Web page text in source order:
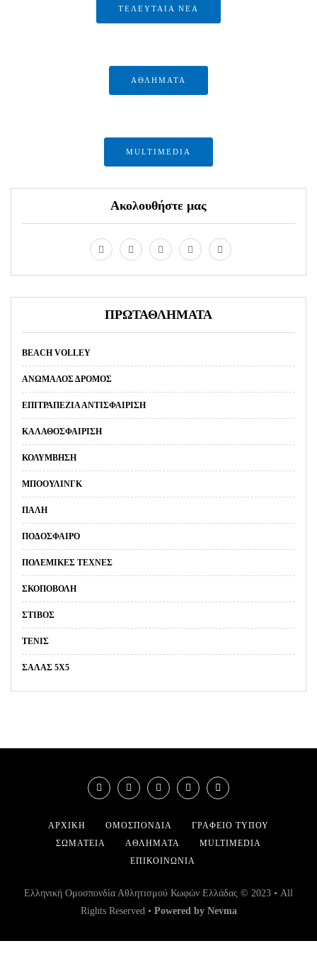
ΤΕΛΕΥΤΑΙΑ ΝΕΑ
ΑΘΛΗΜΑΤΑ
MULTIMEDIA
Ακολουθήστε μας
ΠΡΩΤΑΘΛΗΜΑΤΑ
BEACH VOLLEY
ΑΝΏΜΑΛΟΣ ΔΡΌΜΟΣ
ΕΠΙΤΡΑΠΈΖΙΑ ΑΝΤΙΣΦΑΊΡΙΣΗ
ΚΑΛΑΘΟΣΦΑΊΡΙΣΗ
ΚΟΛΎΜΒΗΣΗ
ΜΠΌΟΥΛΙΝΓΚ
ΠΆΛΗ
ΠΟΔΌΣΦΑΙΡΟ
ΠΟΛΕΜΙΚΈΣ ΤΈΧΝΕΣ
ΣΚΟΠΟΒΟΛΉ
ΣΤΊΒΟΣ
ΤΈΝΙΣ
ΣΑΛΑΣ 5Χ5
ΑΡΧΙΚΉ ΟΜΟΣΠΟΝΔΊΑ
ΓΡΑΦΕΊΟ ΤΎΠΟΥ
ΣΩΜΑΤΕΊΑ
ΑΘΛΉΜΑΤΑ
MULTIMEDIA
ΕΠΙΚΟΙΝΩΝΊΑ
Ελληνική Ομοσπονδία Αθλητισμού Κωφών Ελλάδας © 2023 • All
Rights Reserved • Powered by Nevma